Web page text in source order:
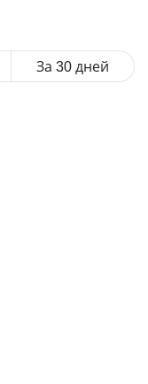
За 30 дней